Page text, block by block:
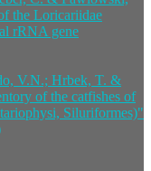
the Loricariidae
rRNA gene
V.N.; Hrbek, T. &
of the catfishes of
Siluriformes)"